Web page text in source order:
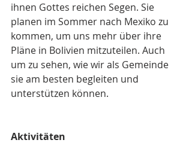
ihnen Gottes reichen Segen. Sie
planen im Sommer nach Mexiko zu
kommen, um uns mehr über ihre
Pläne in Bolivien mitzuteilen. Auch
um zu sehen, wie wir als Gemeinde
sie am besten begleiten und
unterstützen können.
Aktivitäten